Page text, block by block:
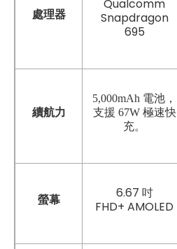
處理器
Qualcomm
Snapdragon
695
續航力
5,000mAh 電池，
支援 67W 極速快
充。
螢幕
6.67 吋
FHD+ AMOLED